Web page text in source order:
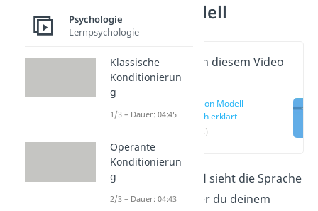
Organon Modell
Wichtige Inhalte in diesem Video
Organon Modell
einfach erklärt
(00:14)
Das Organon Modell sieht die Sprache
als Werkzeug, mit der du deinem
Psychologie
Lernpsychologie
Klassische
Konditionierun
g
1/3 – Dauer: 04:45
Operante
Konditionierun
g
2/3 – Dauer: 04:43